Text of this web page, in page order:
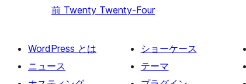
前 Twenty Twenty-Four
WordPress とは
ニュース
ショーケース
テーマ